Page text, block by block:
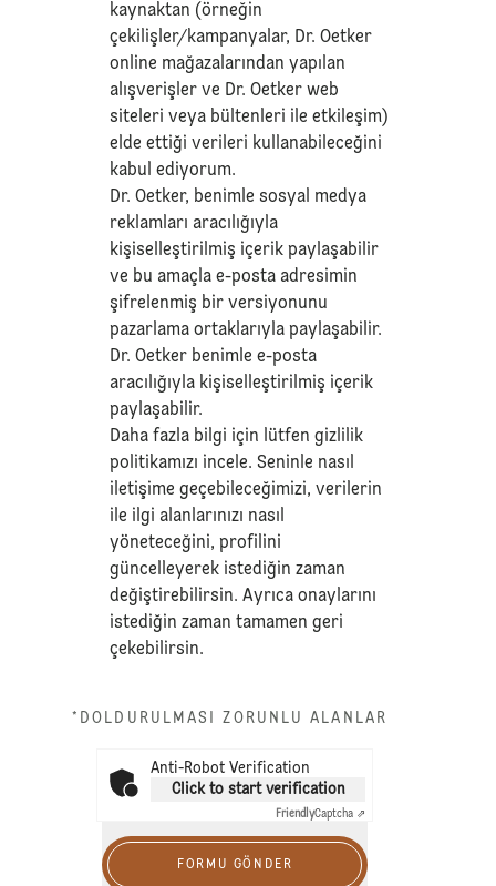
kaynaktan (örneğin
çekilişler/kampanyalar, Dr. Oetker
online mağazalarından yapılan
alışverişler ve Dr. Oetker web
siteleri veya bültenleri ile etkileşim)
elde ettiği verileri kullanabileceğini
kabul ediyorum.
Dr. Oetker, benimle sosyal medya
reklamları aracılığıyla
kişiselleştirilmiş içerik paylaşabilir
ve bu amaçla e-posta adresimin
şifrelenmiş bir versiyonunu
pazarlama ortaklarıyla paylaşabilir.
Dr. Oetker benimle e-posta
aracılığıyla kişiselleştirilmiş içerik
paylaşabilir.
Daha fazla bilgi için lütfengizlilik
politikamızı incele. Seninle nasıl
iletişime geçebileceğimizi, verilerin
ile ilgi alanlarınızı nasıl
yöneteceğini, profilini
güncelleyerek istediğin zaman
değiştirebilirsin. Ayrıca onaylarını
istediğin zaman tamamen geri
çekebilirsin.
*DOLDURULMASI ZORUNLU ALANLAR
Anti-Robot Verification
Click to start verification
FriendlyCaptcha ⇗
FORMU GÖNDER